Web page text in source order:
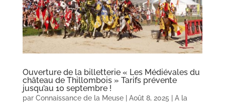
Ouverture de la billetterie « Les Médiévales du
château de Thillombois » Tarifs prévente
jusqu’au 10 septembre !
par Connaissance de la Meuse| Août 8, 2025
A la